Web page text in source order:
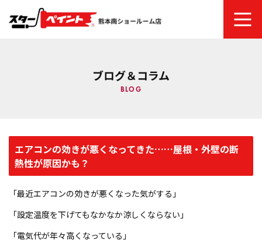
塗り替え時期のチェック項目・劣化症状
商品メニュー
建物診断システム
塗装ファッションギャラリー
ブログ＆コラム
BLOG
エアコンの効きが悪くなってきた……屋根・外壁の断
熱性が原因かも？
「最近エアコンの効きが悪くなった気がする」
「設定温度を下げてもなかなか涼しくならない」
「電気代が年々高くなっている」